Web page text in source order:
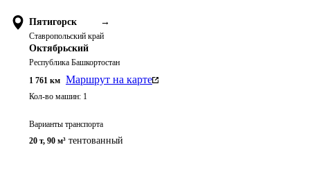
Пятигорск →
Ставропольский край
Октябрьский
Республика Башкортостан
1 761 км Маршрут на карте
Кол-во машин: 1
Варианты транспорта
20 т, 90 м³ тентованный